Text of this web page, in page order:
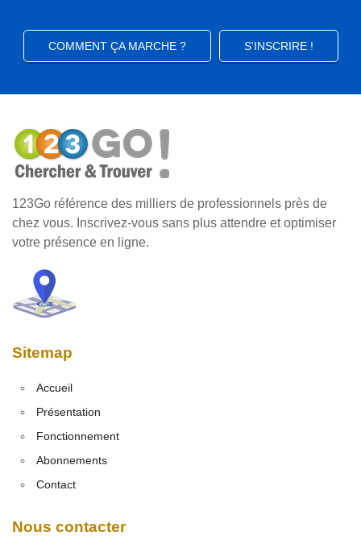
COMMENT ÇA MARCHE ? S'INSCRIRE !
123Go référence des milliers de professionnels près de
chez vous. Inscrivez-vous sans plus attendre et optimiser
votre présence en ligne.
Sitemap
Accueil
Présentation
Fonctionnement
Abonnements
Contact
Nous contacter